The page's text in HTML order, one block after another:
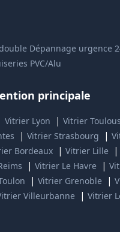
Dépannage urgence
PVC/Alu
principale
Vitrier Lyon | Vitrier
| Vitrier Strasbourg |
Bordeaux | Vitrier Lille |
| Vitrier Le Havre |
| Vitrier Grenoble |
Villeurbanne | Vitrier